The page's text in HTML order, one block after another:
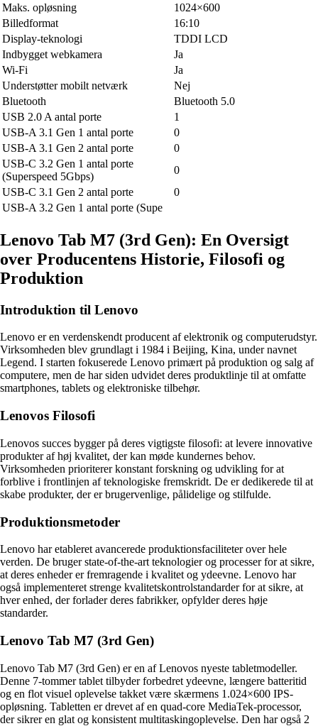
Maks. opløsning
1024×600
Billedformat
16:10
Display-teknologi
TDDI LCD
Indbygget webkamera
Ja
Wi-Fi
Ja
Understøtter mobilt netværk
Nej
Bluetooth
Bluetooth 5.0
USB 2.0 A antal porte
1
USB-A 3.1 Gen 1 antal porte
0
USB-A 3.1 Gen 2 antal porte
0
USB-C 3.2 Gen 1 antal porte
(Superspeed 5Gbps)
0
USB-C 3.1 Gen 2 antal porte
0
USB-A 3.2 Gen 1 antal porte (Supe
Lenovo Tab M7 (3rd Gen): En Oversigt
over Producentens Historie, Filosofi og
Produktion
Introduktion til Lenovo
Lenovo er en verdenskendt producent af elektronik og computerudstyr.
Virksomheden blev grundlagt i 1984 i Beijing, Kina, under navnet
Legend. I starten fokuserede Lenovo primært på produktion og salg af
computere, men de har siden udvidet deres produktlinje til at omfatte
smartphones, tablets og elektroniske tilbehør.
Lenovos Filosofi
Lenovos succes bygger på deres vigtigste filosofi: at levere innovative
produkter af høj kvalitet, der kan møde kundernes behov.
Virksomheden prioriterer konstant forskning og udvikling for at
forblive i frontlinjen af teknologiske fremskridt. De er dedikerede til at
skabe produkter, der er brugervenlige, pålidelige og stilfulde.
Produktionsmetoder
Lenovo har etableret avancerede produktionsfaciliteter over hele
verden. De bruger state-of-the-art teknologier og processer for at sikre,
at deres enheder er fremragende i kvalitet og ydeevne. Lenovo har
også implementeret strenge kvalitetskontrolstandarder for at sikre, at
hver enhed, der forlader deres fabrikker, opfylder deres høje
standarder.
Lenovo Tab M7 (3rd Gen)
Lenovo Tab M7 (3rd Gen) er en af Lenovos nyeste tabletmodeller.
Denne 7-tommer tablet tilbyder forbedret ydeevne, længere batteritid
og en flot visuel oplevelse takket være skærmens 1.024×600 IPS-
opløsning. Tabletten er drevet af en quad-core MediaTek-processor,
der sikrer en glat og konsistent multitaskingoplevelse. Den har også 2